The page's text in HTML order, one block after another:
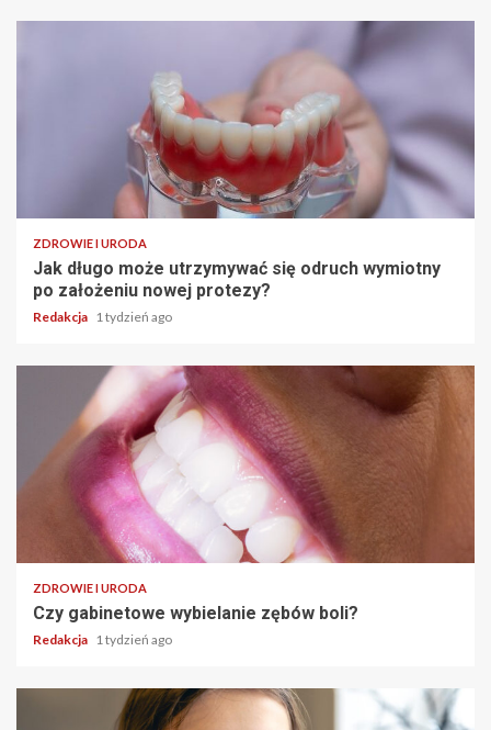
ZDROWIE I URODA
Jak długo może utrzymywać się odruch wymiotny
po założeniu nowej protezy?
Redakcja 1 tydzień ago
ZDROWIE I URODA
Czy gabinetowe wybielanie zębów boli?
Redakcja 1 tydzień ago